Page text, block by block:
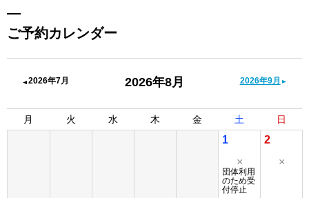
ご予約カレンダー
2026年8月
2026年7月 2026年9月
月 火 水 木 金 土 日
1
×
団体利用
のため受
付停止
2
×